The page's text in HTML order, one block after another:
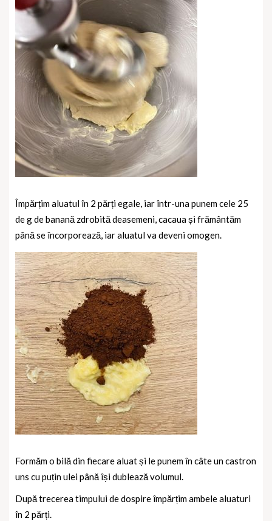
Împărțim aluatul în 2 părți egale, iar într-una punem cele 25
de g de banană zdrobită deasemeni, cacaua și frământăm
până se încorporează, iar aluatul va deveni omogen.
Formăm o bilă din fiecare aluat și le punem în câte un castron
uns cu puțin ulei până își dublează volumul.
După trecerea timpului de dospire împărțim ambele aluaturi
în 2 părți.